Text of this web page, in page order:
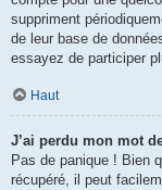
suppriment
de leur base de
essayez de participer
Haut
J’ai perdu mon mot
Pas de panique ! Bien
récupéré, il peut